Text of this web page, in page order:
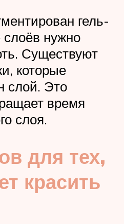
гель-
нужно
Существуют
которые
слой. Это
время
слоя.
для тех,
красить